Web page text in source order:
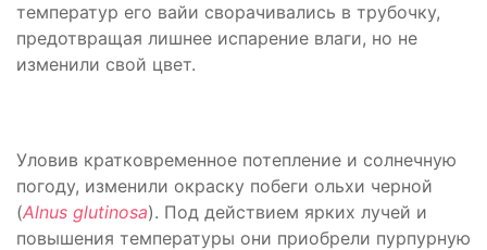
температур его вайи сворачивались в трубочку,
предотвращая лишнее испарение влаги, но не
изменили свой цвет.
Уловив кратковременное потепление и солнечную
погоду, изменили окраску побеги ольхи черной
(Alnus glutinosa). Под действием ярких лучей и
повышения температуры они приобрели пурпурную